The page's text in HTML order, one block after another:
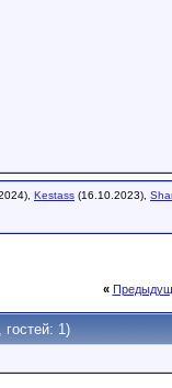
Kestass (16.10.2023),
«
гостей: 1)